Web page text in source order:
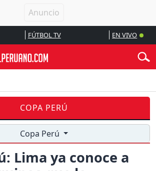
FÚTBOL TV EN VIVO
COPA PERÚ
Copa Perú
Lima ya conoce a